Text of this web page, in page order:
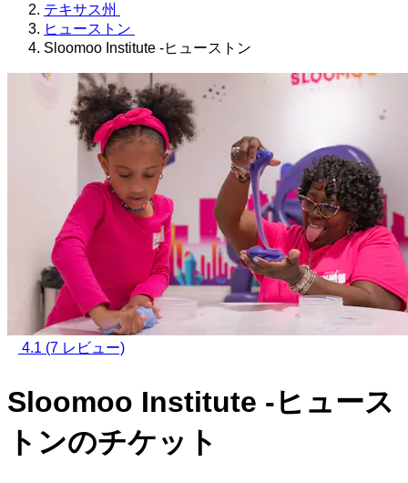
テキサス州
ヒューストン
Sloomoo Institute -ヒューストン
4.1 (7 レビュー)
Sloomoo Institute -ヒュース
トンのチケット